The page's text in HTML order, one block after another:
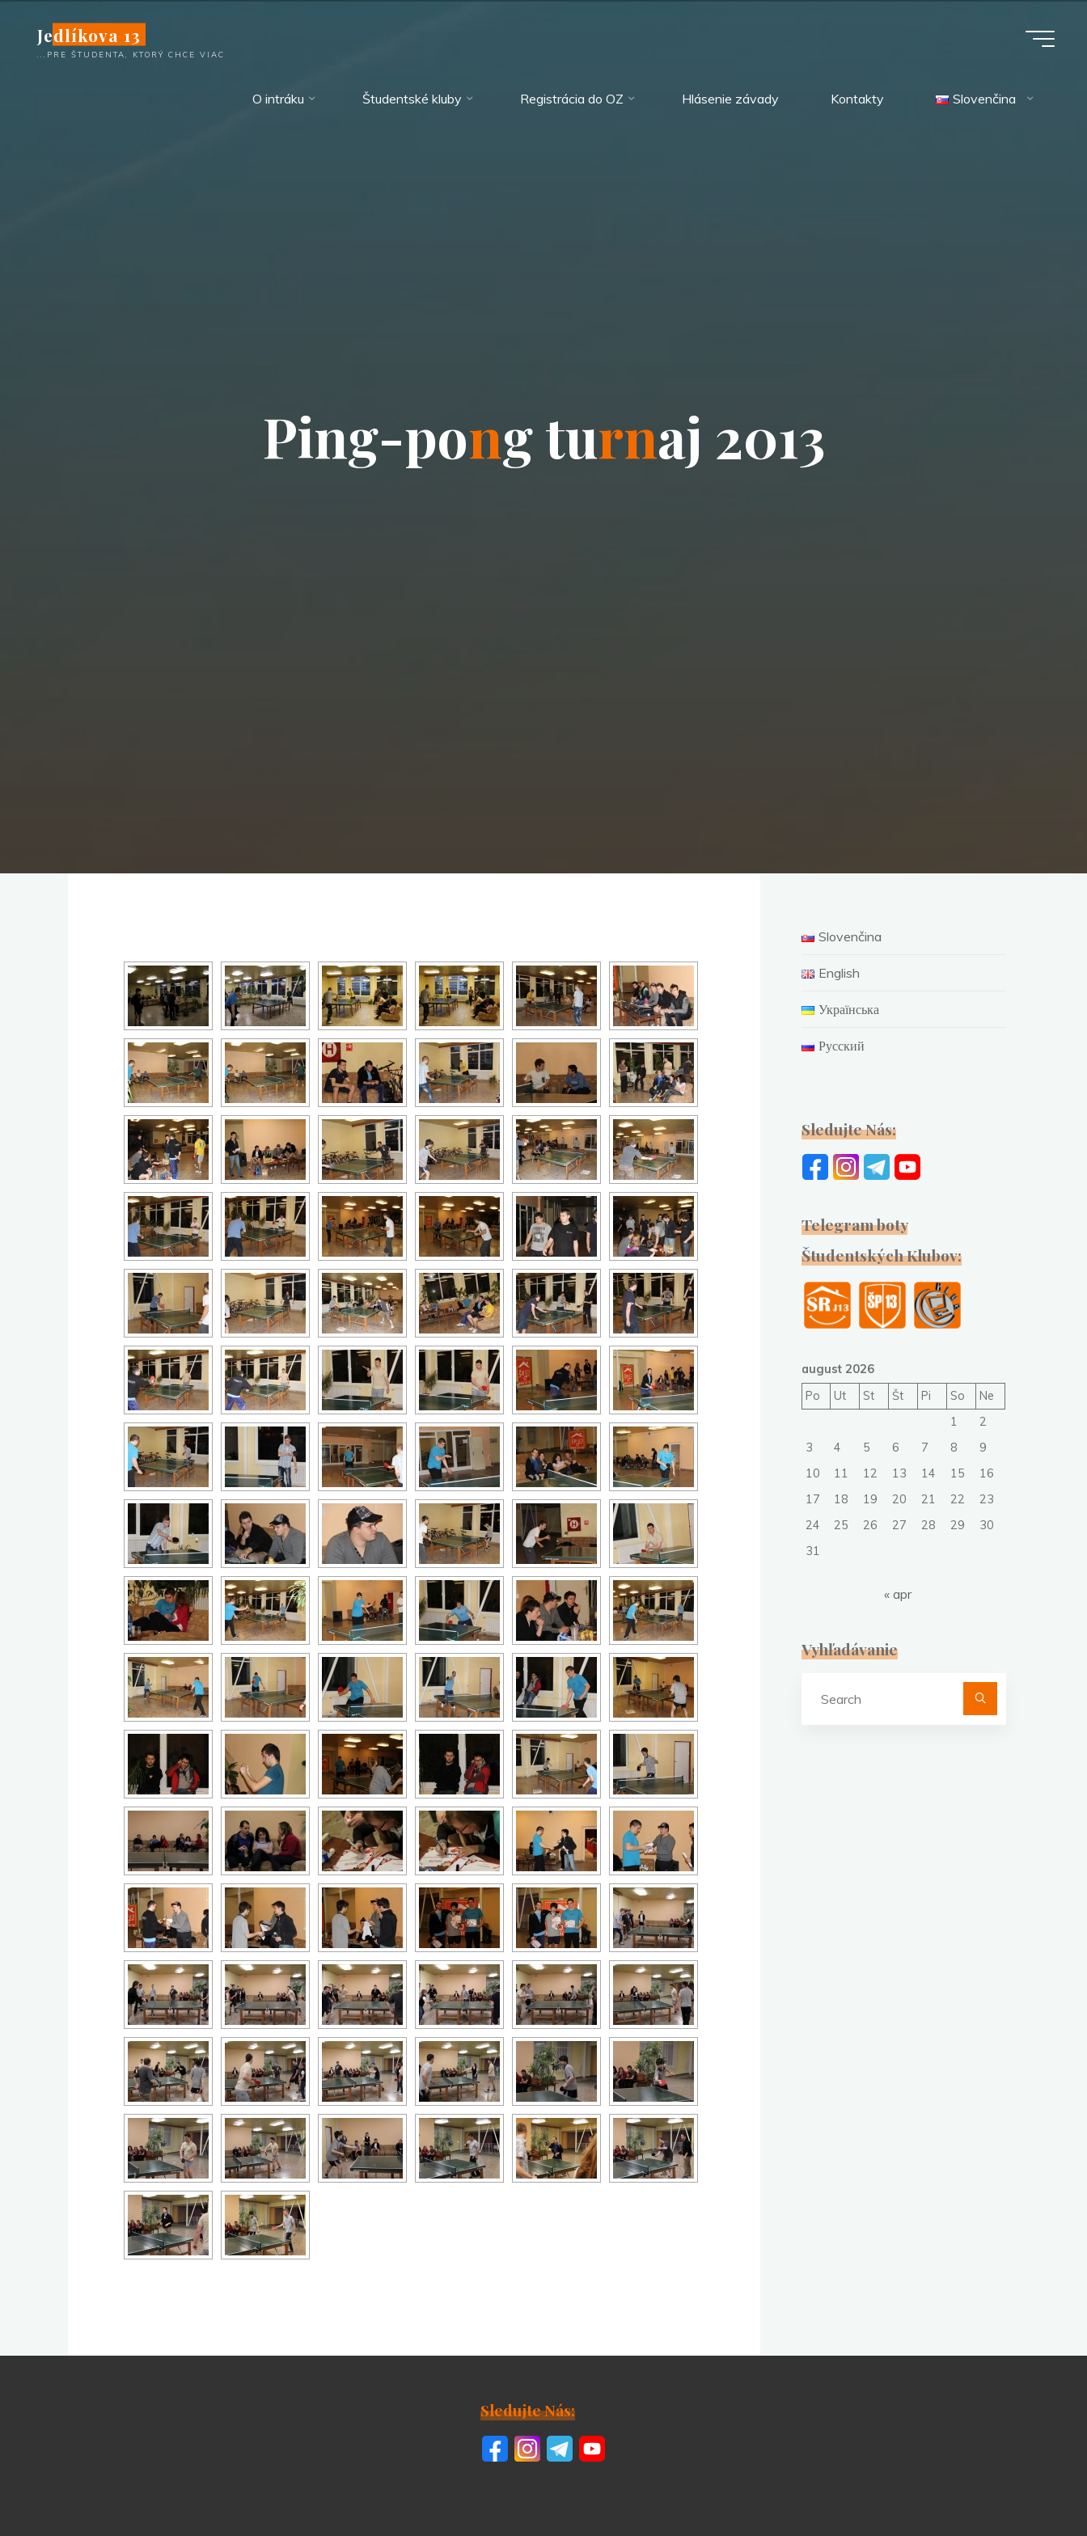
content
Jedlíkova 13
...PRE ŠTUDENTA, KTORÝ CHCE VIAC
O intráku Študentské kluby Registrácia do OZ Hlásenie závady Kontakty Slovenčina
Ping-pongturnaj 2013
Slovenčina
English
Українська
Русский
Sledujte Nás:
Telegram boty
Študentských Klubov:
august 2026
Po
Ut St Št Pi So
Ne
1
2
3
4 5 6 7 8
9
10
11 12 13 14 15
16
17
18 19 20 21 22
23
24
25 26 27 28 29
30
31
« apr
Vyhľadávanie
Sledujte Nás: